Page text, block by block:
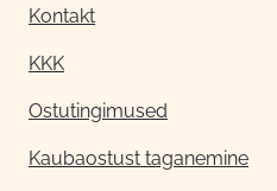
Kontakt
KKK
Ostutingimused
Kaubaostust taganemine